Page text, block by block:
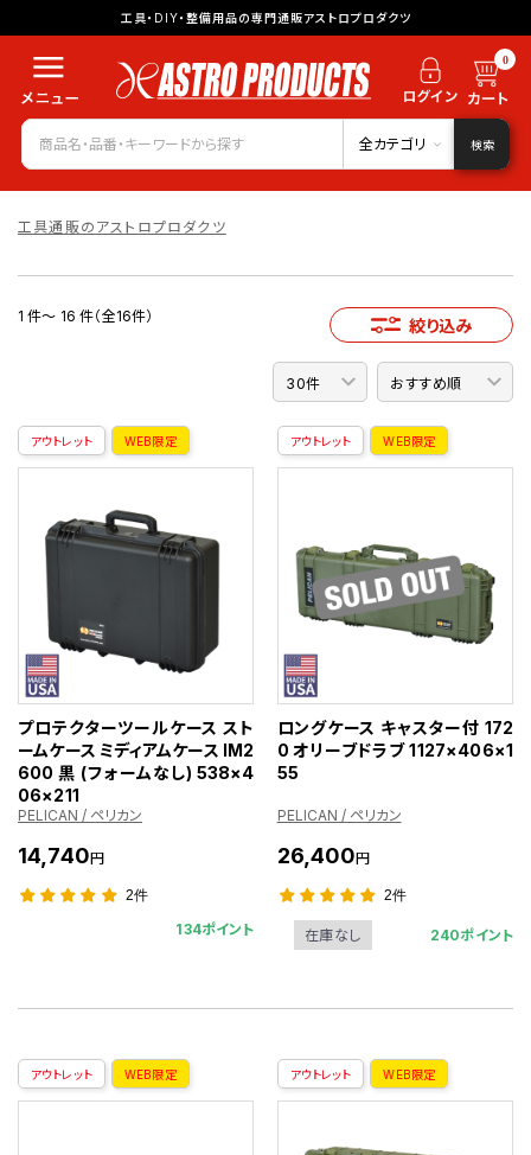
工具・DIY・整備用品の専門通販アストロプロダクツ
0
全カテゴリ 検索
工具通販のアストロプロダクツ
1 件～ 16 件（全16件） 絞り込み
アウトレット WEB限定
プロテクターツールケース スト
ームケース ミディアムケース IM2
600 黒 (フォームなし) 538×4
06×211
PELICAN / ペリカン
14,740円
2件
134ポイント
アウトレット WEB限定
ロングケース キャスター付 172
0 オリーブドラブ 1127×406×1
55
PELICAN / ペリカン
26,400円
2件
在庫なし 240ポイント
アウトレット WEB限定 アウトレット WEB限定